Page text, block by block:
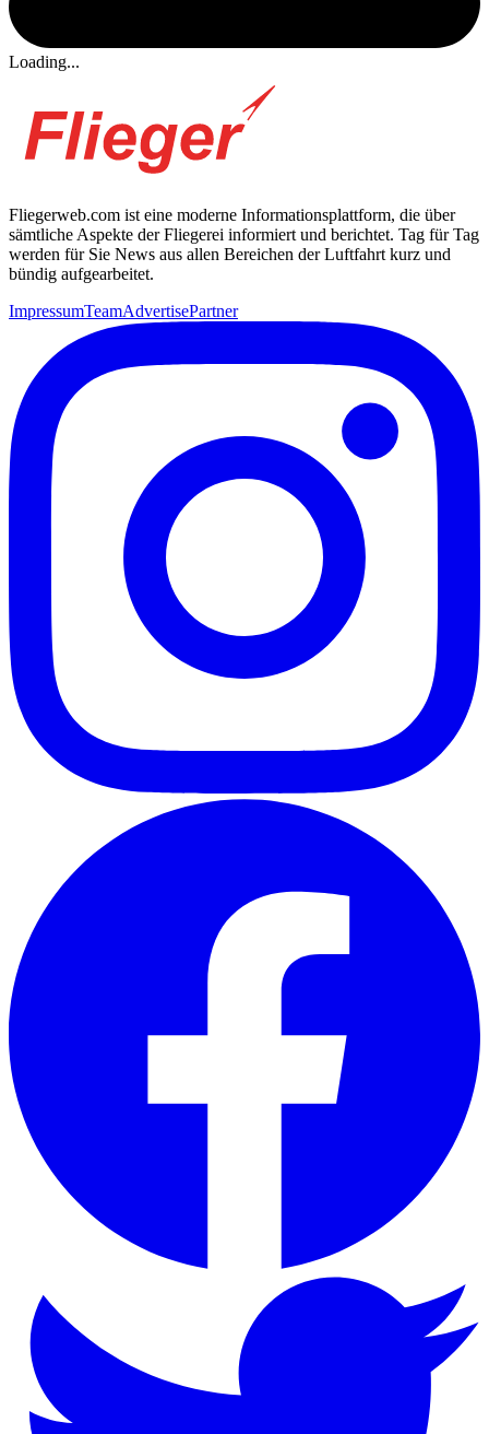
Loading...
Fliegerweb.com ist eine moderne Informationsplattform, die über
sämtliche Aspekte der Fliegerei informiert und berichtet. Tag für Tag
werden für Sie News aus allen Bereichen der Luftfahrt kurz und
bündig aufgearbeitet.
ImpressumTeamAdvertisePartner